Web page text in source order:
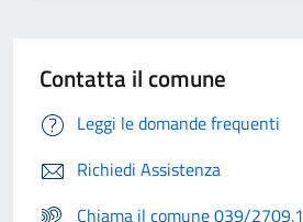
Contatta il comune
Leggi le domande frequenti
Richiedi Assistenza
Chiama il comune 039/2709.1